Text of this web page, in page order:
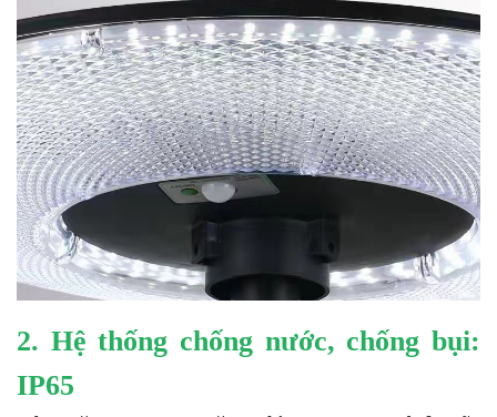
2. Hệ thống chống nước, chống bụi:
IP65